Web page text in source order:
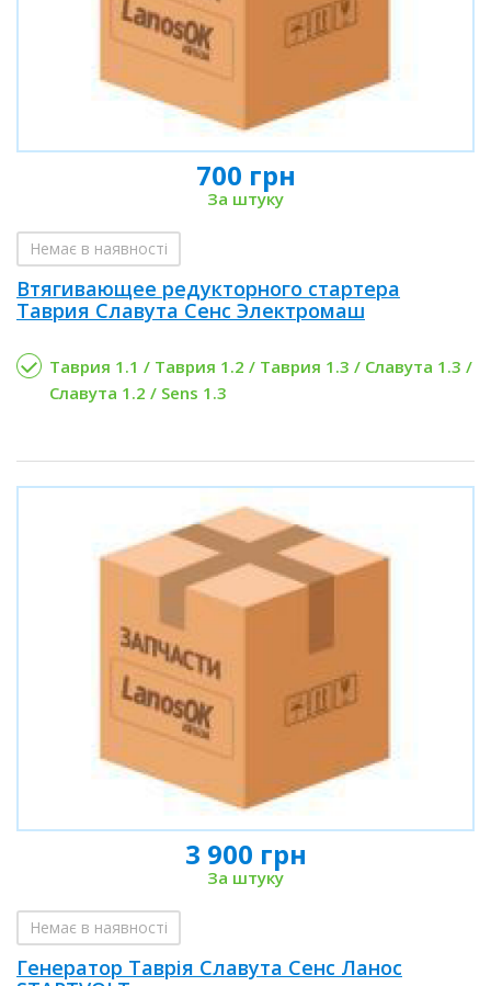
700 грн
За штуку
Немає в наявності
Втягивающее редукторного стартера
Таврия Славута Сенс Электромаш
Таврия 1.1 / Таврия 1.2 / Таврия 1.3 / Славута 1.3 /
Славута 1.2 / Sens 1.3
3 900 грн
За штуку
Немає в наявності
Генератор Таврія Славута Сенс Ланос